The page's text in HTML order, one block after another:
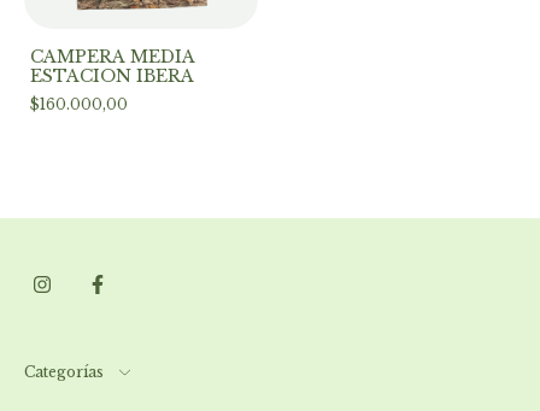
CAMPERA MEDIA
ESTACION IBERA
$160.000,00
Categorías